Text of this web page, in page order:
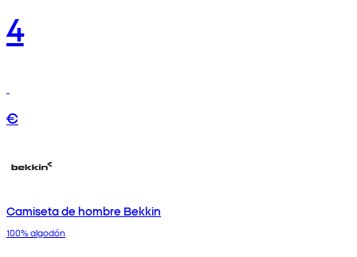
4
€
Camiseta de hombre Bekkin
100% algodón